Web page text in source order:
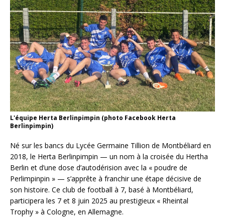
L'équipe Herta Berlinpimpin (photo Facebook Herta
Berlinpimpin)
Né sur les bancs du Lycée Germaine Tillion de Montbéliard en
2018, le Herta Berlinpimpin — un nom à la croisée du Hertha
Berlin et d’une dose d’autodérision avec la « poudre de
Perlimpinpin » — s’apprête à franchir une étape décisive de
son histoire. Ce club de football à 7, basé à Montbéliard,
participera les 7 et 8 juin 2025 au prestigieux « Rheintal
Trophy » à Cologne, en Allemagne.